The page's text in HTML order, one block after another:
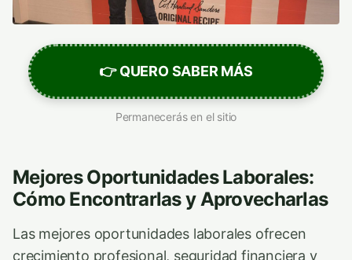
👉 QUERO SABER MÁS
Permanecerás en el sitio
Mejores Oportunidades Laborales:
Cómo Encontrarlas y Aprovecharlas
Las mejores oportunidades laborales ofrecen
crecimiento profesional, seguridad financiera y